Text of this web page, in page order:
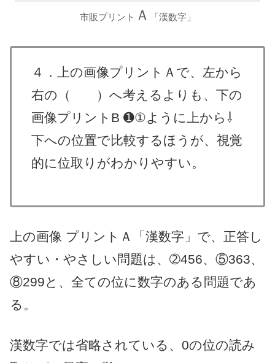
市販プリント Ａ 「漢数字」
４．上の画像プリントＡで、左から
右の（ ）へ考えるよりも、下の
画像プリントB ➊①ように上から⇩
下への位置で比較するほうが、視覚
的に位取りがわかりやすい。
上の画像 プリントＡ「漢数字」で、正答し
やすい・やさしい問題は、➁456、⑤363、
⑧299と、全ての位に数字のある問題であ
る。
漢数字では省略されている、0の位の読み